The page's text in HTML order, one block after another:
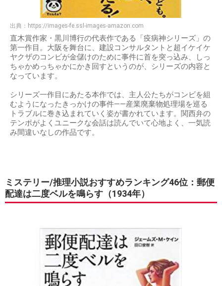
出典： https://images-fe.ssl-images-amazon.com
直木賞作家・黒川博行の代表作である「疫病神シリーズ」の
第一作目。大阪を舞台に、建設コンサルタントと超イケイケ
ヤクザのコンビが金儲けのために事件に首を突っ込み、しっ
ちゃかめっちゃかにかき回すというのが、シリーズの内容と
なっています。
シリーズ一作目にあたる本作では、主人公たちがコンビを組
むようになったきっかけの事件——産業廃棄物処理場を巡る
トラブルに巻き込まれていく姿が書かれています。関西弁の
テンポがよくユニークな会話は読んでいて心地よく、一気読
み間違いなしの作品です。
ミステリー/推理小説おすすめランキング46位：郵便
配達は二度ベルを鳴らす（1934年）